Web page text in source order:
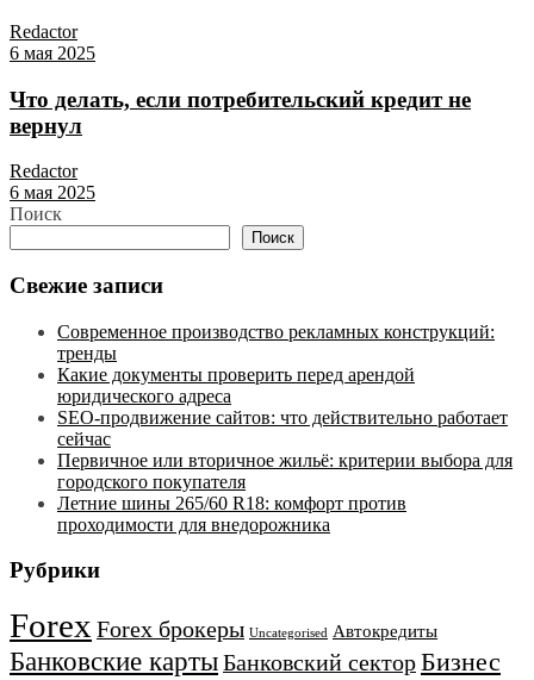
Redactor
6 мая 2025
Что делать, если потребительский кредит не
вернул
Redactor
6 мая 2025
Поиск
Поиск
Свежие записи
Современное производство рекламных конструкций:
тренды
Какие документы проверить перед арендой
юридического адреса
SEO-продвижение сайтов: что действительно работает
сейчас
Первичное или вторичное жильё: критерии выбора для
городского покупателя
Летние шины 265/60 R18: комфорт против
проходимости для внедорожника
Рубрики
Forex Forex брокеры Uncategorised Автокредиты
Банковские картыБанковский секторБизнес